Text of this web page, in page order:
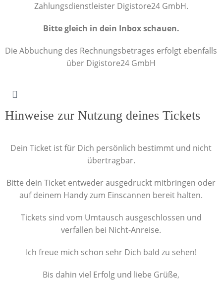
Zahlungsdienstleister Digistore24 GmbH.
Bitte gleich in dein Inbox schauen.
Die Abbuchung des Rechnungsbetrages erfolgt ebenfalls
über Digistore24 GmbH
Hinweise zur Nutzung deines Tickets
Dein Ticket ist für Dich persönlich bestimmt und nicht
übertragbar.
Bitte dein Ticket entweder ausgedruckt mitbringen oder
auf deinem Handy zum Einscannen bereit halten.
Tickets sind vom Umtausch ausgeschlossen und
verfallen bei Nicht-Anreise.
Ich freue mich schon sehr Dich bald zu sehen!
Bis dahin viel Erfolg und liebe Grüße,